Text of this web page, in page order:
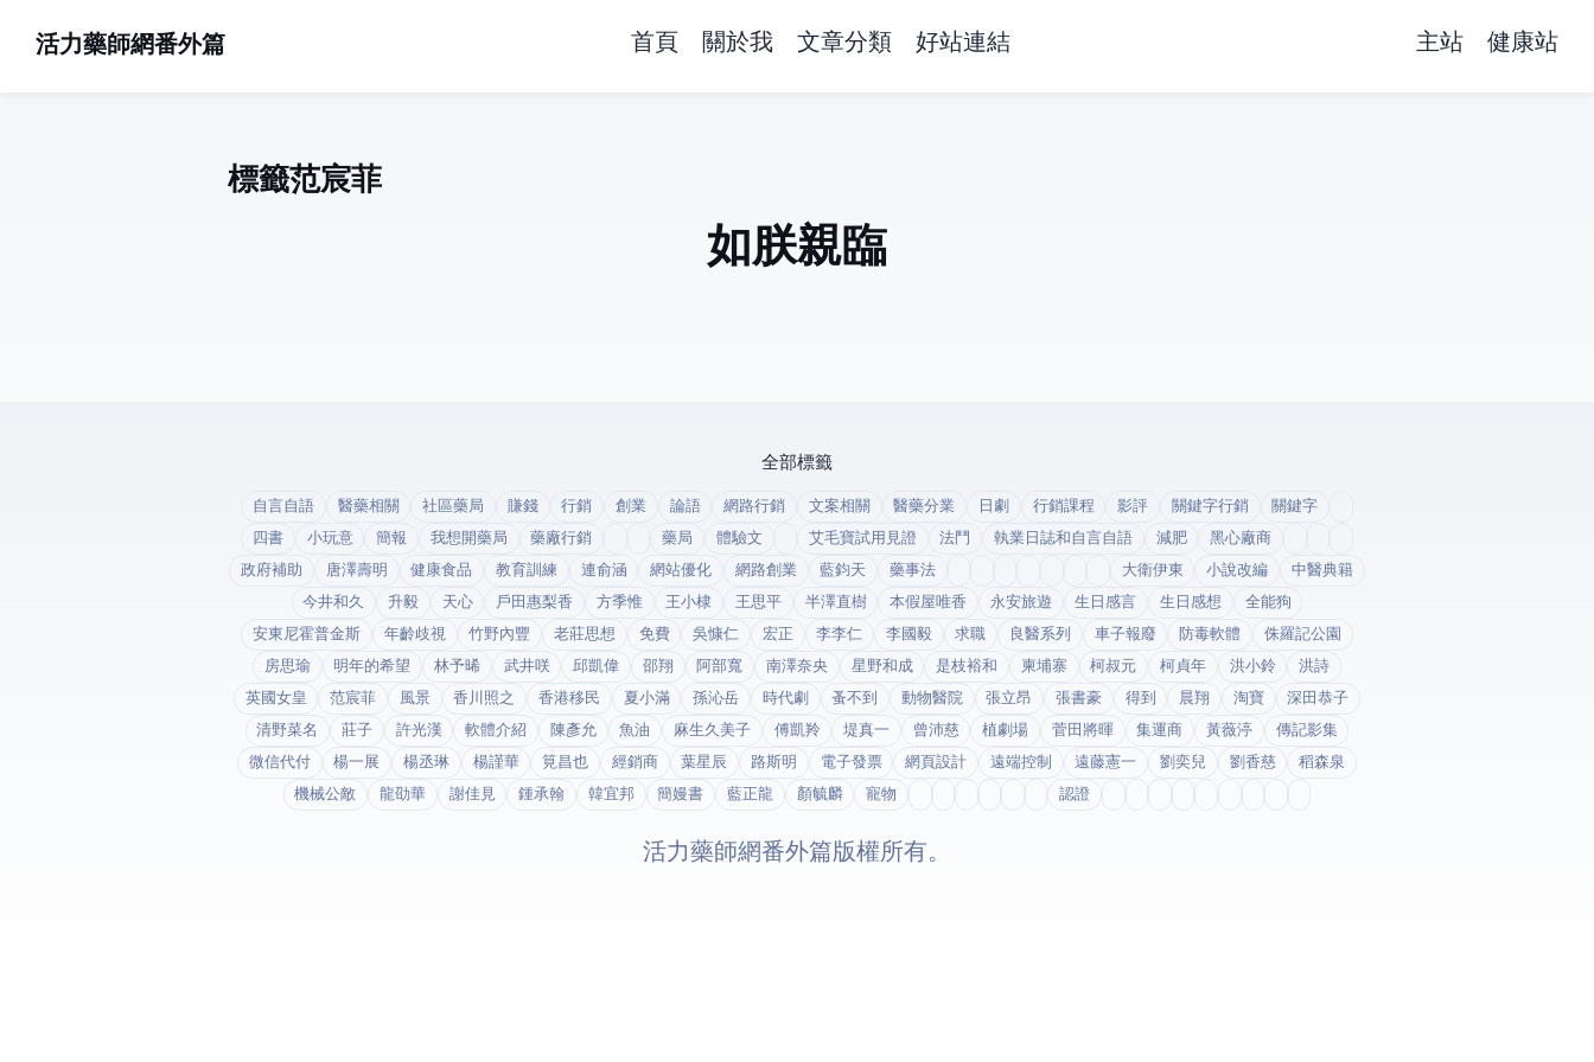
活力藥師網番外篇 首頁 關於我 文章分類 好站連結 主站 健康站
標籤: 范宸菲 (1)
如朕親臨
全部標籤
自言自語 醫藥相關 社區藥局 賺錢 行銷 創業 論語 網路行銷 文案相關 醫藥分業 日劇 行銷課程 影評 關鍵字行銷
關鍵字
四書
小玩意 簡報 我想開藥局 藥廠行銷 藥局 體驗文 艾毛寶試用見證 法鬥 執業日誌和自言自語 減肥
黑心廠商
政府補助
唐澤壽明 健康食品 教育訓練 連俞涵 網站優化 網路創業 藍鈞天 藥事法 大衛伊東 小說改編
中醫典籍
今井和久
升毅 天心 戶田惠梨香 方季惟 王小棣 王思平 半澤直樹 本假屋唯香 永安旅遊 生日感言 生日感想
全能狗
安東尼霍普金斯
年齡歧視 竹野內豐 老莊思想 免費 吳慷仁 宏正 李李仁 李國毅 求職 良醫系列 車子報廢 防毒軟體
侏羅記公園
房思瑜
明年的希望 林予晞 武井咲 邱凱偉 邵翔 阿部寬 南澤奈央 星野和成 是枝裕和 柬埔寨 柯叔元 柯貞年 洪小鈴
洪詩
英國女皇
范宸菲 風景 香川照之 香港移民 夏小滿 孫沁岳 時代劇 蚤不到 動物醫院 張立昂 張書豪 得到app 晨翔 淘寶
深田恭子
清野菜名
莊子 許光漢 軟體介紹 陳彥允 魚油 麻生久美子 傅凱羚 堤真一 曾沛慈 植劇場 菅田將暉 集運商 黃薇渟
傳記影集
微信代付
楊一展 楊丞琳 楊謹華 筧昌也 經銷商 葉星辰 路斯明 電子發票 網頁設計 遠端控制 遠藤憲一 劉奕兒 劉香慈
稻森泉
機械公敵
龍劭華 謝佳見 鍾承翰 韓宜邦 簡嫚書 藍正龍 顏毓麟 寵物 fda認證
© 2026 活力藥師網番外篇. 版權所有。